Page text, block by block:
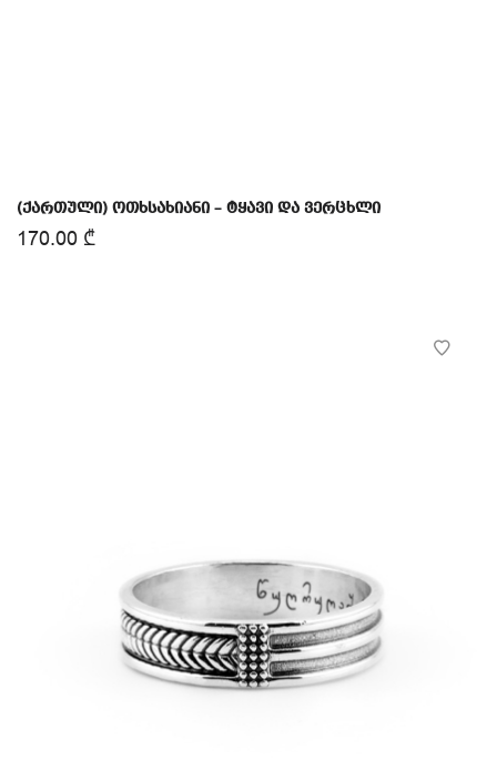
(ქართული) ოთხსახიანი – ტყავი და ვერცხლი
170.00 ₾